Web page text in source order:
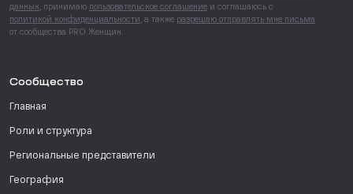
данных , принимаю пользовательское соглашение и соглашаюсь с
политикой конфиденциальности , а также разрешаю отправлять мне письма
от сообщества PRO Женщин.
Сообщество
Главная
Роли и структура
Региональные представители
География